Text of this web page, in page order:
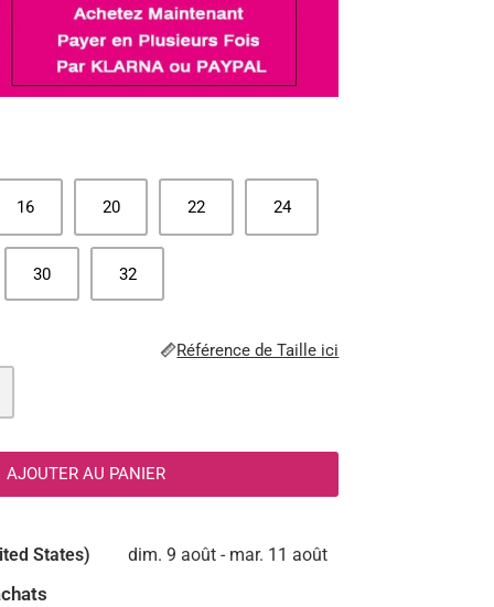
16 20 22 24
30 32
Référence de Taille ici
AJOUTER AU PANIER
States) dim. 9 août - mar. 11 août